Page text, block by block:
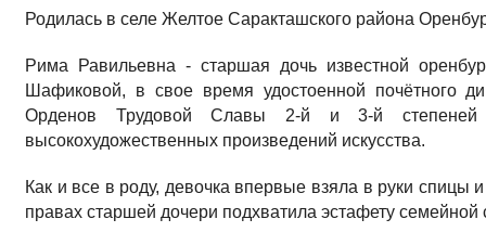
Родилась в селе Желтое Саракташского района
Рима Равильевна - старшая дочь известной
Шафиковой, в свое время удостоенной почётного
Орденов Трудовой Славы 2-й и 3-й степеней
высокохудожественных произведений искусства.
Как и все в роду, девочка впервые взяла в руки спицы
правах старшей дочери подхватила эстафету семейной